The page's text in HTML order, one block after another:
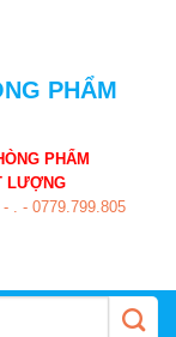
PHẨM
PHẨM
LƯỢNG
- . - 0779.799.805